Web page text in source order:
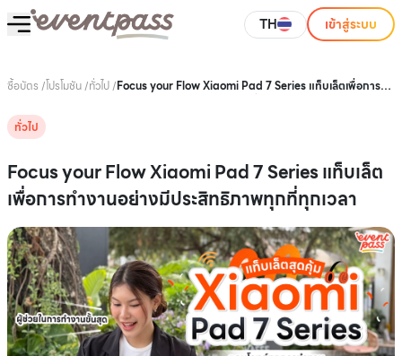
TH เข้าสู่ระบบ
ซื้อบัตร /โปรโมชัน/ทั่วไป/Focus your Flow Xiaomi Pad 7 Series แท็บเล็ตเพื่อการ
ทั่วไป
Focus your Flow Xiaomi Pad 7 Series แท็บเล็ต
เพื่อการทำงานอย่างมีประสิทธิภาพทุกที่ทุกเวลา